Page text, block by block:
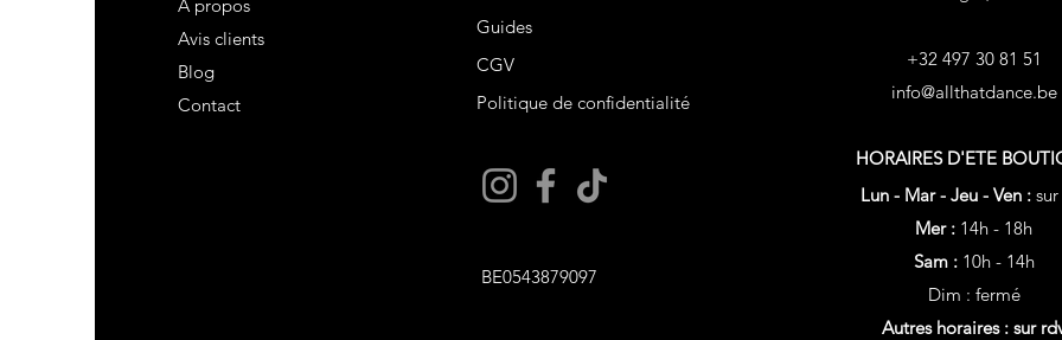
À propos
Avis clients
Blog
Contact
Guides
CGV
Politique de confidentialité
BE0543879097
+32 497 30 81 51
info@allthatdance.be
HORAIRES D'ETE
Lun - Mar - Jeu - Ven :
Mer : 14h - 18h
Sam : 10h - 14h
Dim : fermé
Autres horaires : sur